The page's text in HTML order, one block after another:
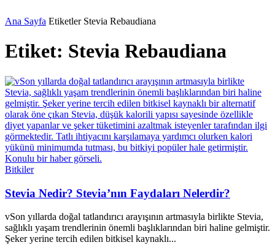
Ana Sayfa Etiketler Stevia Rebaudiana
Etiket: Stevia Rebaudiana
Bitkiler
Stevia Nedir? Stevia’nın Faydaları Nelerdir?
vSon yıllarda doğal tatlandırıcı arayışının artmasıyla birlikte Stevia,
sağlıklı yaşam trendlerinin önemli başlıklarından biri haline gelmiştir.
Şeker yerine tercih edilen bitkisel kaynaklı...